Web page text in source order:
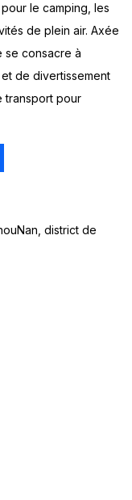
le camping, les
de plein air. Axée
se consacre à
de divertissement
transport pour
district de